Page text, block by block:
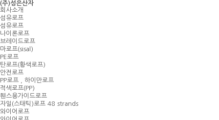
(주)성은산자
회사소개
섬유로프
섬유로프
나이론로프
브레이드로프
마로프(sisal)
PE로프
탄로프(황색로프)
안전로프
PP로프 , 하이만로프
적색로프(PP)
휀스용가이드로프
자일(스태틱)로프 48 strands
와이어로프